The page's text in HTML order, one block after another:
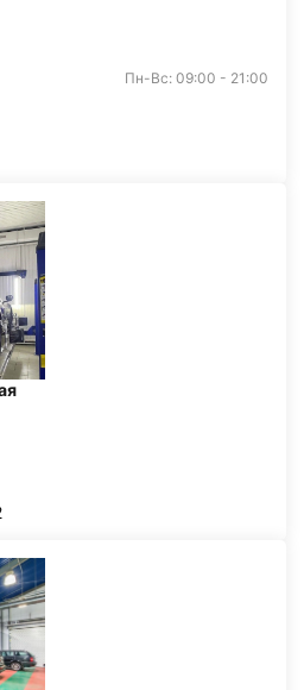
Пн-Вс: 09:00 - 21:00